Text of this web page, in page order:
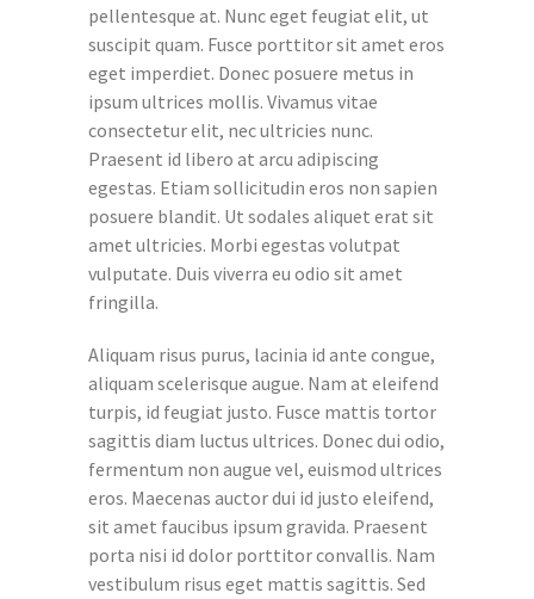
pellentesque at. Nunc eget feugiat elit, ut
suscipit quam. Fusce porttitor sit amet eros
eget imperdiet. Donec posuere metus in
ipsum ultrices mollis. Vivamus vitae
consectetur elit, nec ultricies nunc.
Praesent id libero at arcu adipiscing
egestas. Etiam sollicitudin eros non sapien
posuere blandit. Ut sodales aliquet erat sit
amet ultricies. Morbi egestas volutpat
vulputate. Duis viverra eu odio sit amet
fringilla.
Aliquam risus purus, lacinia id ante congue,
aliquam scelerisque augue. Nam at eleifend
turpis, id feugiat justo. Fusce mattis tortor
sagittis diam luctus ultrices. Donec dui odio,
fermentum non augue vel, euismod ultrices
eros. Maecenas auctor dui id justo eleifend,
sit amet faucibus ipsum gravida. Praesent
porta nisi id dolor porttitor convallis. Nam
vestibulum risus eget mattis sagittis. Sed